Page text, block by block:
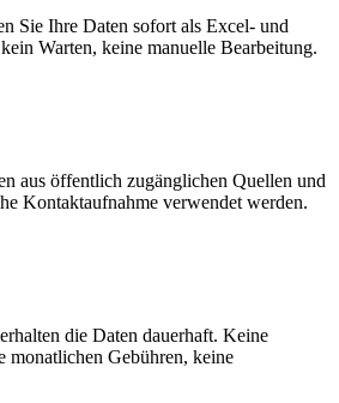
Sie Ihre Daten sofort als Excel- und
Warten, keine manuelle Bearbeitung.
aus öffentlich zugänglichen Quellen und
Kontaktaufnahme verwendet werden.
die Daten dauerhaft. Keine
monatlichen Gebühren, keine